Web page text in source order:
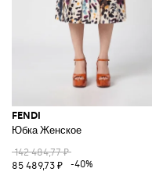
FENDI
Юбка Женское
142 484,77 ₽
85 489,73 ₽
-40%